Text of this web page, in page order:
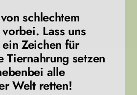
schlechtem
Lass uns
Zeichen für
Tiernahrung setzen
alle
Welt retten!